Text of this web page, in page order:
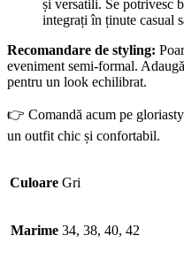
și versatili. Se potrivesc
integrați în ținute casual
Recomandare de styling:
eveniment semi-formal.
pentru un look echilibrat.
👉 Comandă acum pe
un outfit chic și confortabil.
Culoare Gri
Marime 34, 38, 40, 42